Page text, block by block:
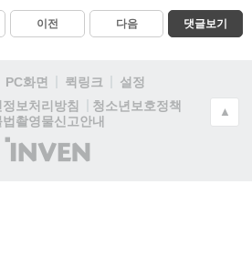
이전 다음 댓글보기
PC화면 퀵링크
설정
정보처리방침
청소년보호정책
법촬영물신고안내
(주)
인
▲